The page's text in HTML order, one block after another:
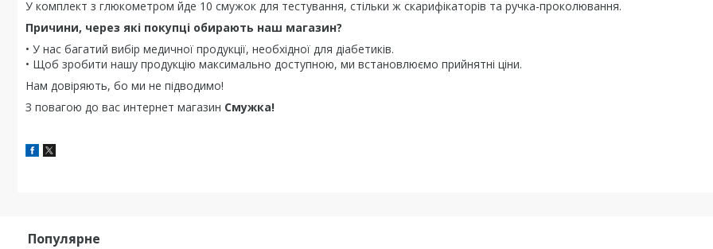
У комплект з глюкометром йде 10 смужок для тестування, стільки ж скарифікаторів та ручка-проколювання.
Причини, через які покупці обирають наш магазин?
• У нас багатий вибір медичної продукції, необхідної для діабетиків.
• Щоб зробити нашу продукцію максимально доступною, ми встановлюємо прийнятні ціни.
Нам довіряють, бо ми не підводимо!
З повагою до вас интернет магазин Смужка!
Популярне